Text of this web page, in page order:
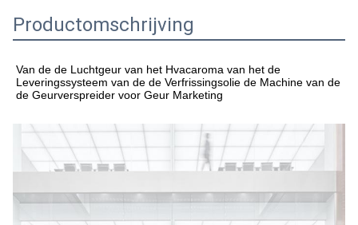
Productomschrijving
Van de de Luchtgeur van het Hvacaroma van het de
Leveringssysteem van de de Verfrissingsolie de Machine van de
de Geurverspreider voor Geur Marketing